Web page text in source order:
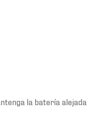
la batería alejada